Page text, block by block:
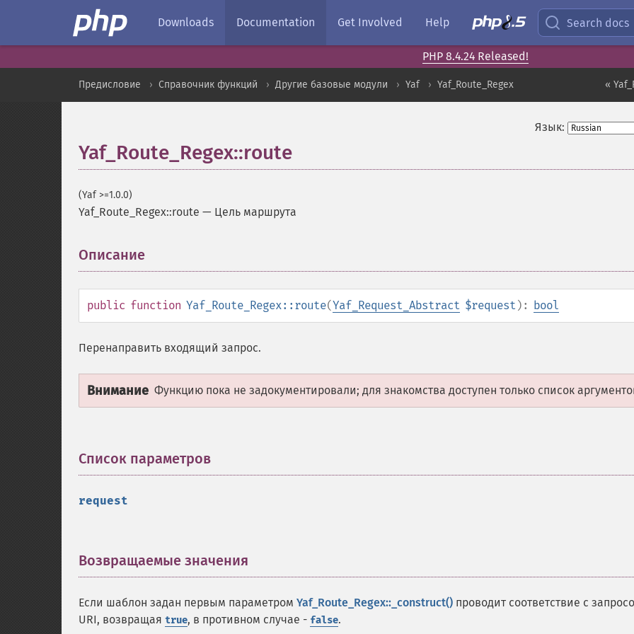
Downloads Documentation Get Involved Help Search docs
PHP 8.4.24 Released!
«
Предисловие Справочник функций Другие базовые модули Yaf Yaf_Route_Regex
Язык:
Yaf_Route_Regex::route
(Yaf >=1.0.0)
Yaf_Route_Regex::route — Цель маршрута
Описание
public function Yaf_Route_Regex::route(Yaf_Request_Abstract $request ): bool
Перенаправить входящий запрос.
Внимание Функцию пока не задокументировали; для знакомства доступен только список
Список параметров
request
Возвращаемые значения
Если шаблон задан первым параметром Yaf_Route_Regex::_construct() проводит соответствие с
URI, возвращая true, в противном случае - false.